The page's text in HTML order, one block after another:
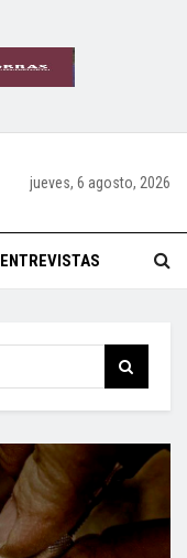
jueves, 6 agosto, 2026
ENTREVISTAS